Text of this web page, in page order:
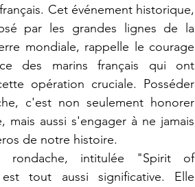
Cet événement historique,
par les grandes lignes de la
mondiale, rappelle le courage
des marins français qui ont
opération cruciale. Posséder
c'est non seulement honorer
mais aussi s'engager à ne jamais
de notre histoire.
rondache, intitulée "Spirit of
tout aussi significative. Elle